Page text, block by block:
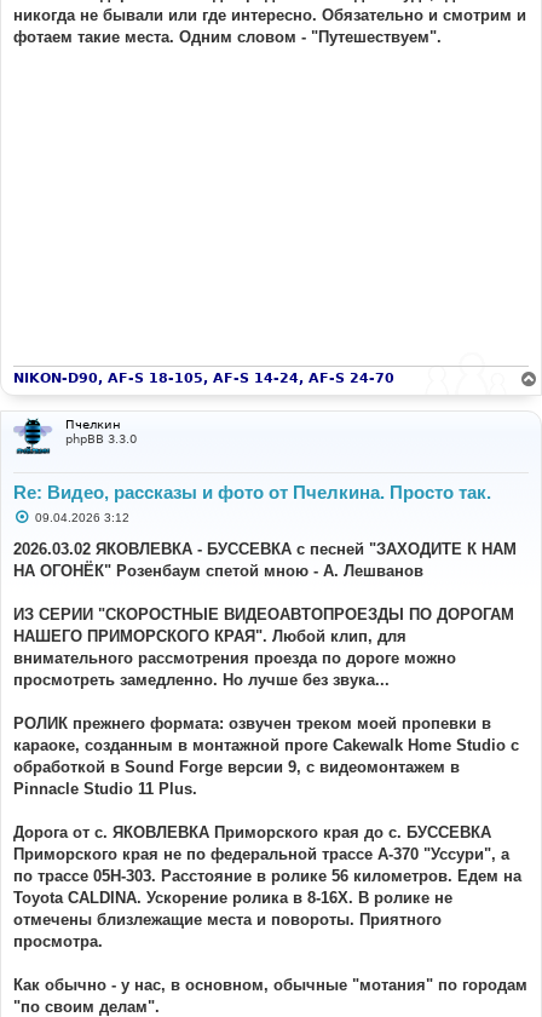
никогда не бывали или где интересно. Обязательно и смотрим и
фотаем такие места. Одним словом - "Путешествуем".
NIKON-D90, AF-S 18-105, AF-S 14-24, AF-S 24-70
Пчелкин
phpBB 3.3.0
Re: Видео, рассказы и фото от Пчелкина. Просто так.
С
о
б
щ
и
е
09.04.2026 3:12
2026.03.02 ЯКОВЛЕВКА - БУССЕВКА с песней "ЗАХОДИТЕ К НАМ
НА ОГОНЁК" Розенбаум спетой мною - А. Лешванов
ИЗ СЕРИИ "СКОРОСТНЫЕ ВИДЕОАВТОПРОЕЗДЫ ПО ДОРОГАМ
НАШЕГО ПРИМОРСКОГО КРАЯ". Любой клип, для
внимательного рассмотрения проезда по дороге можно
просмотреть замедленно. Но лучше без звука...
РОЛИК прежнего формата: озвучен треком моей пропевки в
караоке, созданным в монтажной проге Cakewalk Home Studio с
обработкой в Sound Forge версии 9, с видеомонтажем в
Pinnacle Studio 11 Plus.
Дорога от с. ЯКОВЛЕВКА Приморского края до с. БУССЕВКА
Приморского края не по федеральной трассе А-370 "Уссури", а
по трассе 05Н-303. Расстояние в ролике 56 километров. Едем на
Toyota CALDINA. Ускорение ролика в 8-16Х. В ролике не
отмечены близлежащие места и повороты. Приятного
просмотра.
Как обычно - у нас, в основном, обычные "мотания" по городам
"по своим делам".